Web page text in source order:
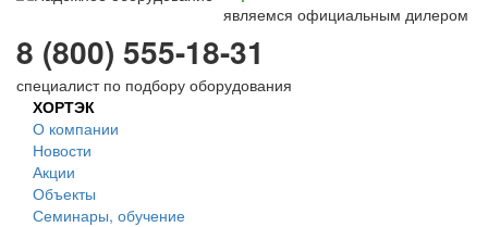
являемся официальным дилером
8 (800) 555-18-31
специалист по подбору оборудования
ХОРТЭК
О компании
Новости
Акции
Объекты
Семинары, обучение